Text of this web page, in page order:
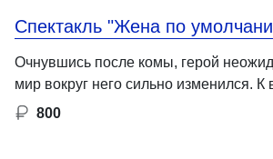
Спектакль "Жена по
Очнувшись после комы, герой
мир вокруг него сильно изменился. К
800